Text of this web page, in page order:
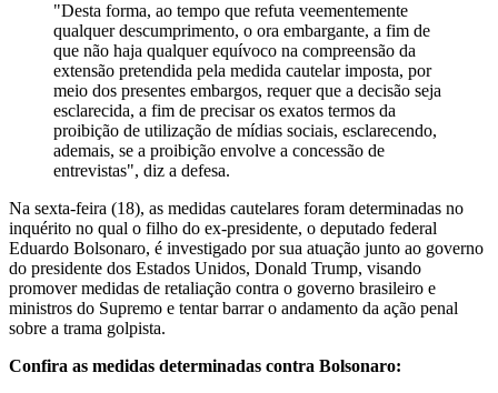
"Desta forma, ao tempo que refuta veementemente
qualquer descumprimento, o ora embargante, a fim de
que não haja qualquer equívoco na compreensão da
extensão pretendida pela medida cautelar imposta, por
meio dos presentes embargos, requer que a decisão seja
esclarecida, a fim de precisar os exatos termos da
proibição de utilização de mídias sociais, esclarecendo,
ademais, se a proibição envolve a concessão de
entrevistas", diz a defesa.
Na sexta-feira (18), as medidas cautelares foram determinadas no
inquérito no qual o filho do ex-presidente, o deputado federal
Eduardo Bolsonaro, é investigado por sua atuação junto ao governo
do presidente dos Estados Unidos, Donald Trump, visando
promover medidas de retaliação contra o governo brasileiro e
ministros do Supremo e tentar barrar o andamento da ação penal
sobre a trama golpista.
Confira as medidas determinadas contra Bolsonaro: